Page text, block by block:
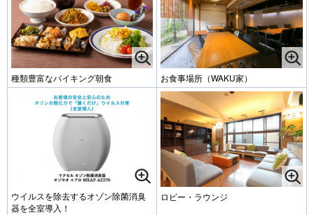
種類豊富なバイキング朝食 お食事場所（WAKU家）
ウイルスを除去するオゾン除菌消臭
器を全室導入！
ロビー・ラウンジ